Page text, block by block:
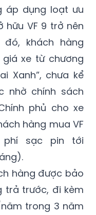
áp dụng loạt ưu
hữu VF 9 trở nên
khách hàng
xe từ chương
Xanh”, chưa kể
nhờ chính sách
phủ cho xe
hàng mua VF
sạc pin tới
hàng được bảo
trả trước, đi kèm
trong 3 năm